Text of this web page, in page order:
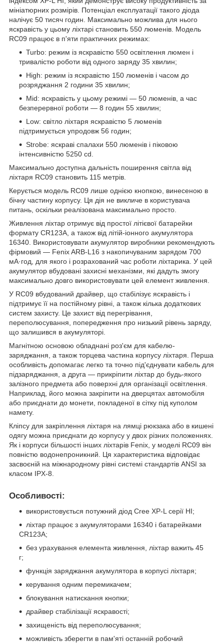
мініатюрних розмірів. Потенціал експлуатації такого діода
налічує 50 тисяч годин. Максимально можлива для нього
яскравість у цьому ліхтарі становить 550 люменів. Модель
RC09 працює в п'яти практичних режимах:
Turbo: режим із яскравістю 550 освітлення люмен і
тривалістю роботи від одного заряду 35 хвилин;
High: режим із яскравістю 150 люменів і часом до
розряджання 2 години 35 хвилин;
Mid: яскравість у цьому режимі — 50 люменів, а час
безперервної роботи — 8 годин 55 хвилин;
Low: світло ліхтаря яскравістю 5 люменів
підтримується упродовж 56 годин;
Strobe: яскраві спалахи 550 люменів і піковою
інтенсивністю 5250 cd.
Максимально доступна дальність поширення світла від
ліхтаря RC09 становить 115 метрів.
Керується модель RC09 лише однією кнопкою, винесеною в
бічну частину корпусу. Ця дія не викличе в користувача
питань, оскільки реалізована максимально просто.
Живлення ліхтар отримує від простої літієвої батарейки
формату CR123A, а також від літій-іонного акумулятора
16340. Використовувати акумулятор виробники рекомендують
фірмовий — Fenix ARB-L16 з накопичуваним зарядом 700
мА·год, для якого і розрахований час роботи ліхтарика. У цей
акумулятор вбудовані захисні механізми, які дадуть змогу
максимально довго використовувати цей елемент живлення.
У RC09 вбудований драйвер, що стабілізує яскравість і
підтримує її на постійному рівні, а також кілька додаткових
систем захисту. Це захист від перегрівання,
переполюсування, попередження про низький рівень заряду,
що залишився в акумуляторі.
Магнітною основою обладнані роз'єм для кабелю-
заряджання, а також торцева частина корпусу ліхтаря. Перша
особливість допомагає легко та точно під'єднувати кабель для
підзаряджання, а друга — прикріпити ліхтар до будь-якого
залізного предмета або поверхні для організації освітлення.
Наприклад, його можна закріпити на дверцятах автомобіля
або приєднати до монети, покладеної в сітку під куполом
намету.
Кліпсу для закріплення ліхтаря на лямці рюкзака або в кишені
одягу можна приєднати до корпусу у двох різних положеннях.
Як і корпуси більшості інших ліхтарів Fenix, у моделі RC09 він
повністю водонепроникний. Ця характеристика відповідає
засвоєній на міжнародному рівні системі стандартів ANSI за
класом IPX-8.
Особливості:
використовується потужний діод Cree XP-L серії HI;
ліхтар працює з акумуляторами 16340 і батарейками
CR123A;
без урахування елемента живлення, ліхтар важить 45
г;
функція заряджання акумулятора в корпусі ліхтаря;
керування одним перемикачем;
блокування натискання кнопки;
драйвер стабілізації яскравості;
захищеність від переполюсування;
можливість зберегти в пам'яті останній робочий